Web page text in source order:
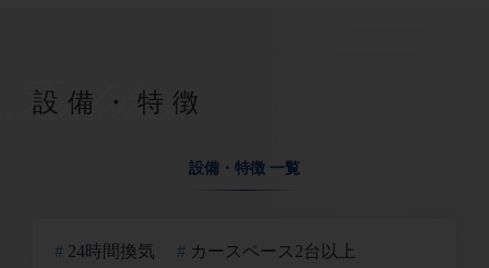
設備・特徴
設備・特徴 一覧
24時間換気
カースペース2台以上